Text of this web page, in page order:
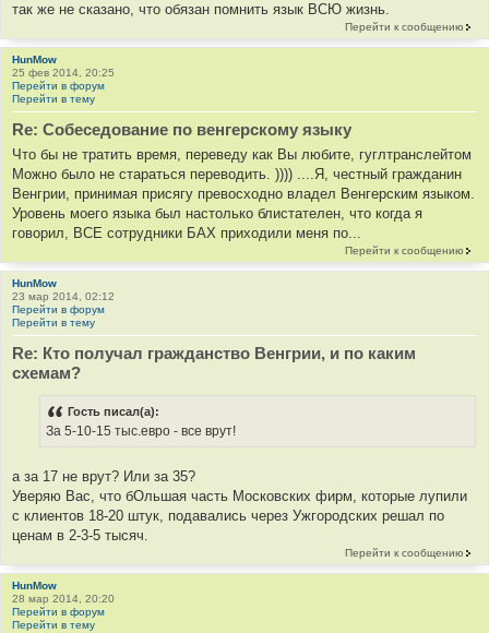
так же не сказано, что обязан помнить язык ВСЮ жизнь.
Перейти к сообщению
HunMow
25 фев 2014, 20:25
Перейти в форум
Перейти в тему
Re: Cобеседование по венгерскому языку
Что бы не тратить время, переведу как Вы любите, гуглтранслейтом
Можно было не стараться переводить. )))) ....Я, честный гражданин
Венгрии, принимая присягу превосходно владел Венгерским языком.
Уровень моего языка был настолько блистателен, что когда я
говорил, ВСЕ сотрудники БАХ приходили меня по...
Перейти к сообщению
HunMow
23 мар 2014, 02:12
Перейти в форум
Перейти в тему
Re: Кто получал гражданство Венгрии, и по каким
схемам?
Гость писал(а):
За 5-10-15 тыс.евро - все врут!
а за 17 не врут? Или за 35?
Уверяю Вас, что бОльшая часть Московских фирм, которые лупили
с клиентов 18-20 штук, подавались через Ужгородских решал по
ценам в 2-3-5 тысяч.
Перейти к сообщению
HunMow
28 мар 2014, 20:20
Перейти в форум
Перейти в тему